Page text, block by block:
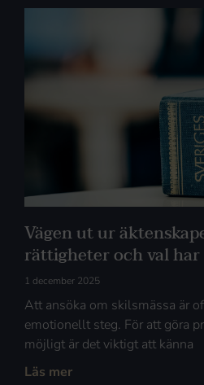
Vägen ut ur
rättigheter och val har
1 december 2025
Att ansöka om skilsmässa är
emotionellt steg. För att göra
möjligt är det viktigt att känna
Läs mer